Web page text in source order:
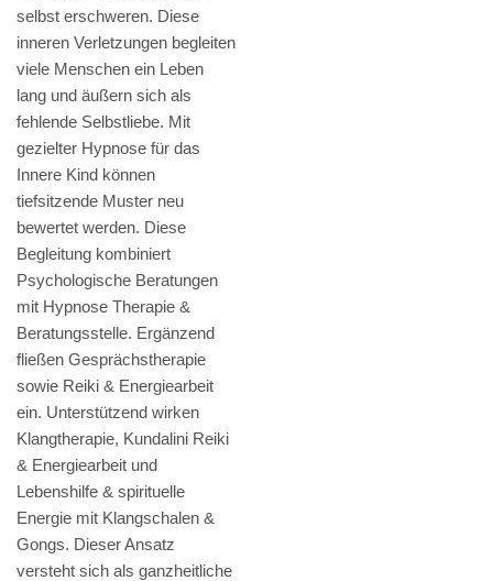
selbst erschweren. Diese
inneren Verletzungen begleiten
viele Menschen ein Leben
lang und äußern sich als
fehlende Selbstliebe. Mit
gezielter Hypnose für das
Innere Kind können
tiefsitzende Muster neu
bewertet werden. Diese
Begleitung kombiniert
Psychologische Beratungen
mit Hypnose Therapie &
Beratungsstelle. Ergänzend
fließen Gesprächstherapie
sowie Reiki & Energiearbeit
ein. Unterstützend wirken
Klangtherapie, Kundalini Reiki
& Energiearbeit und
Lebenshilfe & spirituelle
Energie mit Klangschalen &
Gongs. Dieser Ansatz
versteht sich als ganzheitliche